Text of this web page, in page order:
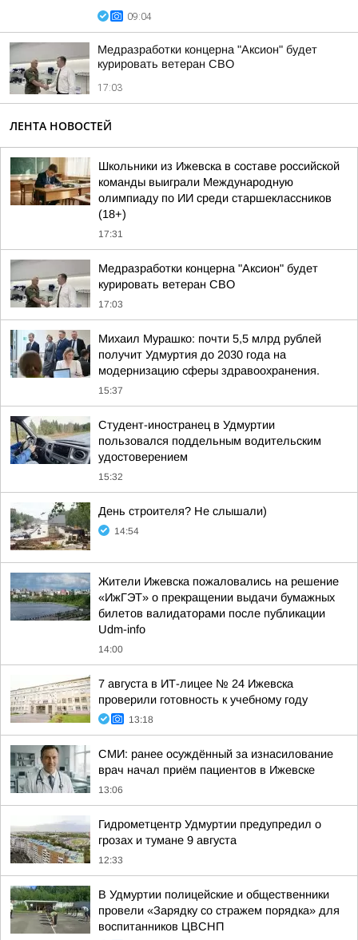
09:04
Медразработки концерна "Аксион" будет
курировать ветеран СВО
17:03
ЛЕНТА НОВОСТЕЙ
Школьники из Ижевска в составе российской
команды выиграли Международную
олимпиаду по ИИ среди старшеклассников
(18+)
17:31
Медразработки концерна "Аксион" будет
курировать ветеран СВО
17:03
Михаил Мурашко: почти 5,5 млрд рублей
получит Удмуртия до 2030 года на
модернизацию сферы здравоохранения.
15:37
Студент-иностранец в Удмуртии
пользовался поддельным водительским
удостоверением
15:32
День строителя? Не слышали)
14:54
Жители Ижевска пожаловались на решение
«ИжГЭТ» о прекращении выдачи бумажных
билетов валидаторами после публикации
Udm-info
14:00
7 августа в ИТ-лицее № 24 Ижевска
проверили готовность к учебному году
13:18
СМИ: ранее осуждённый за изнасилование
врач начал приём пациентов в Ижевске
13:06
Гидрометцентр Удмуртии предупредил о
грозах и тумане 9 августа
12:33
В Удмуртии полицейские и общественники
провели «Зарядку со стражем порядка» для
воспитанников ЦВСНП